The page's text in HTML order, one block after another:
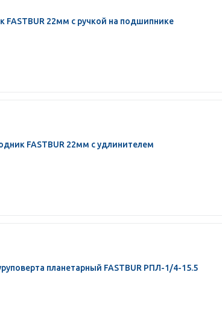
FASTBUR 22мм с ручкой на подшипнике
FASTBUR 22мм с удлинителем
планетарный FASTBUR РПЛ-1/4-15.5